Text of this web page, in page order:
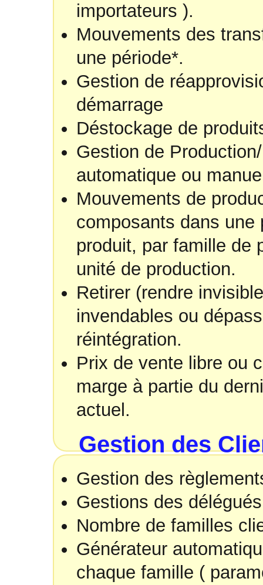
importateurs ).
Mouvements des
une période*.
Gestion de
démarrage
Déstockage de
Gestion de
automatique ou
Mouvements de
composants dans une
produit, par famille de
unité de production.
Retirer (rendre
invendables ou
réintégration.
Prix de vente libre ou
marge à partie du
actuel.
Gestion des
Gestion des
Gestions des
Nombre de familles
Générateur
chaque famille (